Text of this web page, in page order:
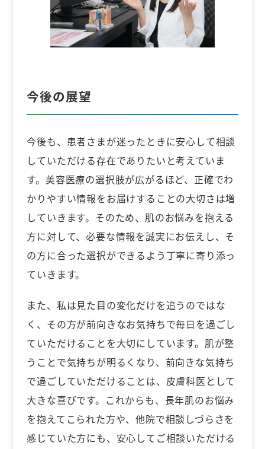
今後の展望
今後も、患者さまが迷ったときに安心して相談
していただける存在でありたいと考えていま
す。美容医療の選択肢が広がるほど、正確でわ
かりやすい情報をお届けすることの大切さは増
していきます。そのため、肌のお悩みを抱える
方に対して、必要な情報を誠実にお伝えし、そ
の方に合った選択ができるよう丁寧に寄り添っ
ていきます。
また、私は見た目の変化だけを追うのではな
く、その方が前向きなお気持ちで毎日を過ごし
ていただけることを大切にしています。肌が整
うことで気持ちが明るくなり、前向きな気持ち
で過ごしていただけることは、皮膚科医として
大きな喜びです。これからも、長年肌のお悩み
を抱えてこられた方や、他院で相談しづらさを
感じていた方にも、安心してご相談いただける